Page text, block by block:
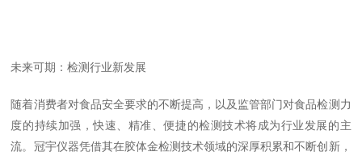
未来可期：检测行业新发展
随着消费者对食品安全要求的不断提高，以及监管部门对食品检测力
度的持续加强，快速、精准、便捷的检测技术将成为行业发展的主
流。冠宇仪器凭借其在胶体金检测技术领域的深厚积累和不断创新，